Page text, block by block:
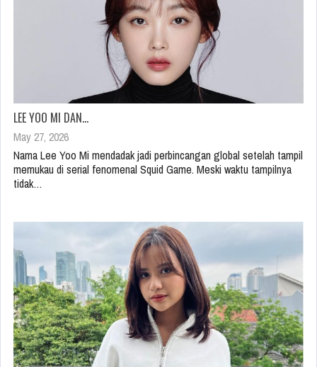
LEE YOO MI DAN…
May 27, 2026
Nama Lee Yoo Mi mendadak jadi perbincangan global setelah tampil
memukau di serial fenomenal Squid Game. Meski waktu tampilnya
tidak…